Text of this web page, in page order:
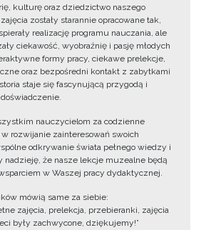
kulturę oraz dziedzictwo naszego
zostały starannie opracowane tak,
realizację programu nauczania, ale
ciekawość, wyobraźnię i pasję młodych
formy pracy, ciekawe prelekcje,
oraz bezpośredni kontakt z zabytkami
staje się fascynującą przygodą i
nauczycielom za codzienne
w rozwijanie zainteresowań swoich
odkrywanie świata pełnego wiedzy i
nadzieję, że nasze lekcje muzealne będą
w Waszej pracy dydaktycznej.
mówią same za siebie:
zajęcia, prelekcja, przebieranki, zajęcia
były zachwycone, dziękujemy!”